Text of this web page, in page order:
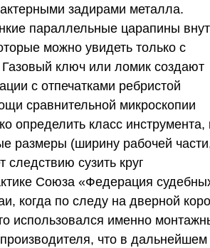
задирами металла.
параллельные царапины
можно увидеть только с
ключ или ломик создают
с отпечатками ребристой
сравнительной микроскопии
определить класс инструмента,
размеры (ширину рабочей
следствию сузить круг
Союза «Федерация
когда по следу на дверной
использовался именно
что в дальнейшем